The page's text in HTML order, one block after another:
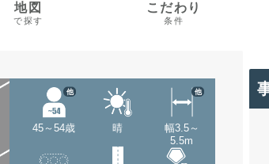
地図
で探す
こだわり
条件
45～54歳
他
晴
幅3.5～
5.5m
他